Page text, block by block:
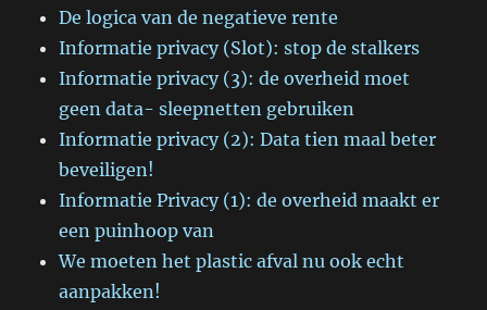
De logica van de negatieve rente
Informatie privacy (Slot): stop de stalkers
Informatie privacy (3): de overheid moet
geen data- sleepnetten gebruiken
Informatie privacy (2): Data tien maal beter
beveiligen!
Informatie Privacy (1): de overheid maakt er
een puinhoop van
We moeten het plastic afval nu ook echt
aanpakken!